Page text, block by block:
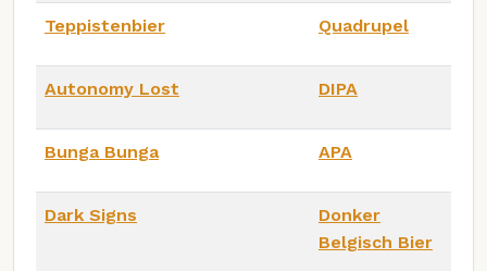
Teppistenbier Quadrupel
Autonomy Lost DIPA
Bunga Bunga APA
Dark Signs
Donker
Belgisch Bier